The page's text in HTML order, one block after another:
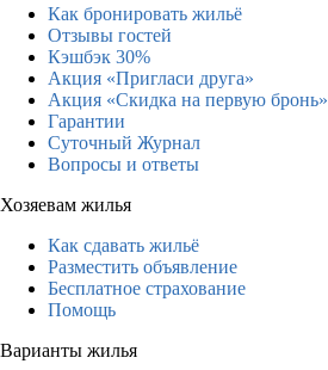
Как бронировать жильё
Отзывы гостей
Кэшбэк 30%
Акция «Пригласи друга»
Акция «Скидка на первую бронь»
Гарантии
Суточный Журнал
Вопросы и ответы
Хозяевам жилья
Как сдавать жильё
Разместить объявление
Бесплатное страхование
Помощь
Варианты жилья